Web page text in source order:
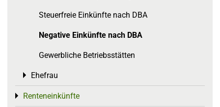
Steuerfreie Einkünfte nach DBA
Negative Einkünfte nach DBA
Gewerbliche Betriebsstätten
Ehefrau
Toggle menu
Renteneinkünfte
Toggle menu